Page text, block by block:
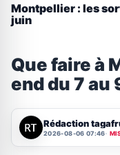
Montpellier : les
juin
Que faire à
end du 7 au
Rédaction
2026-08-06 07:46